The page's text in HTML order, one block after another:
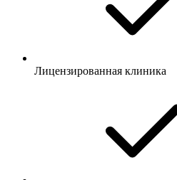
Лицензированная клиника